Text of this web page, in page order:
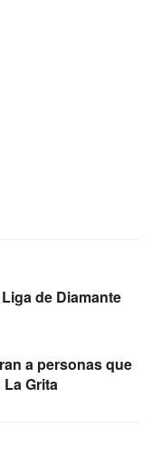
de Diamante
a personas que
Grita